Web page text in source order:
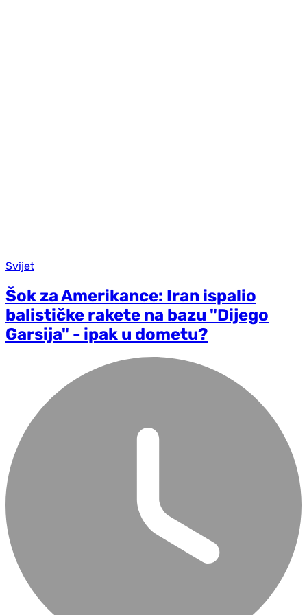
Svijet
Šok za Amerikance: Iran ispalio
balističke rakete na bazu "Dijego
Garsija" - ipak u dometu?